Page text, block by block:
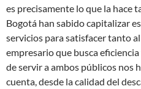
es precisamente lo que la hace
Bogotá han sabido capitalizar
servicios para satisfacer tanto
empresario que busca
de servir a ambos públicos nos
cuenta, desde la calidad del